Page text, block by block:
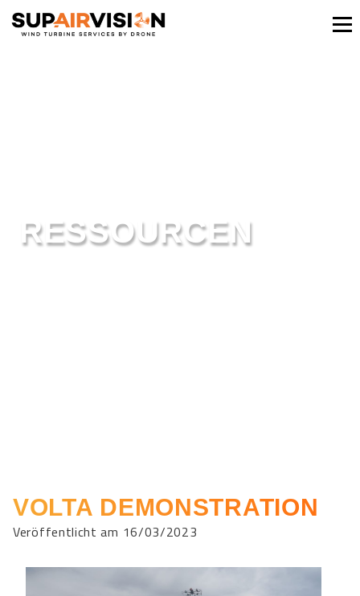
RESSOURCEN
VOLTA DEMONSTRATION
Veröffentlicht am 16/03/2023